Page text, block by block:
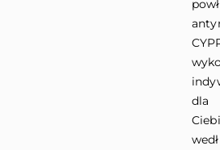
dla